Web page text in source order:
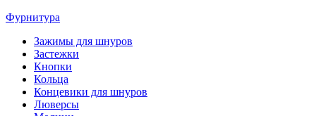
Фурнитура
Зажимы для шнуров
Застежки
Кнопки
Кольца
Концевики для шнуров
Люверсы